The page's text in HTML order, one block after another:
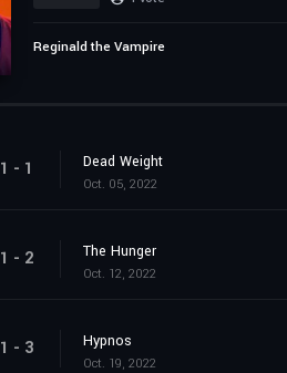
Reginald the Vampire
1 - 1 Dead Weight
Oct. 05, 2022
1 - 2 The Hunger
Oct. 12, 2022
1 - 3 Hypnos
Oct. 19, 2022